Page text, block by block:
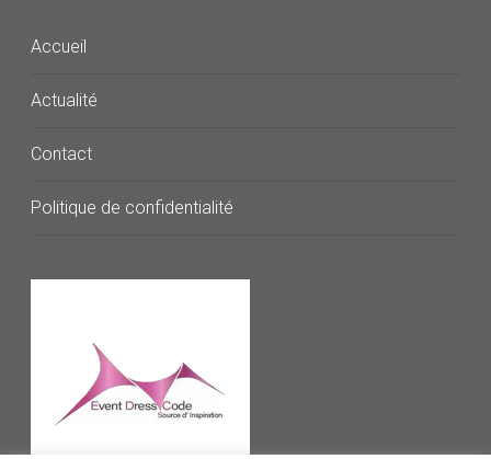
Accueil
Actualité
Contact
Politique de confidentialité